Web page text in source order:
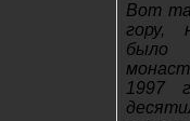
Вот
гору,
1997